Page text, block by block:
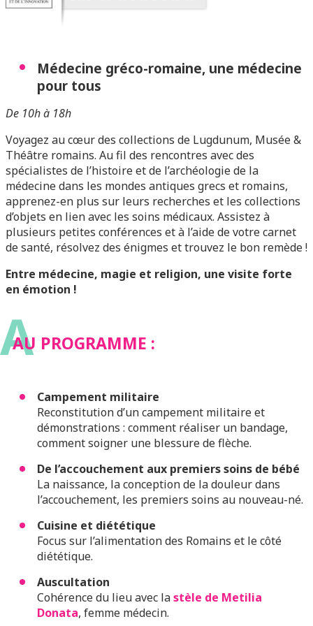
Médecine gréco-romaine, une médecine
pour tous
De 10h à 18h
Voyagez au cœur des collections de Lugdunum, Musée &
Théâtre romains. Au fil des rencontres avec des
spécialistes de l’histoire et de l’archéologie de la
médecine dans les mondes antiques grecs et romains,
apprenez-en plus sur leurs recherches et les collections
d’objets en lien avec les soins médicaux. Assistez à
plusieurs petites conférences et à l’aide de votre carnet
de santé, résolvez des énigmes et trouvez le bon remède !
Entre médecine, magie et religion, une visite forte
en émotion !
A
AU PROGRAMME :
Campement militaire
Reconstitution d’un campement militaire et
démonstrations : comment réaliser un bandage,
comment soigner une blessure de flèche.
De l’accouchement aux premiers soins de bébé
La naissance, la conception de la douleur dans
l’accouchement, les premiers soins au nouveau-né.
Cuisine et diététique
Focus sur l’alimentation des Romains et le côté
diététique.
Auscultation
Cohérence du lieu avec lastèle de Metilia
Donata, femme médecin.